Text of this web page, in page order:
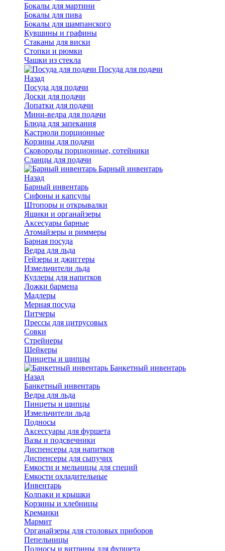
Бокалы для мартини
Бокалы для пива
Бокалы для шампанского
Кувшины и графины
Стаканы для виски
Стопки и рюмки
Чашки из стекла
Посуда для подачи
Назад
Посуда для подачи
Доски для подачи
Лопатки для подачи
Мини-ведра для подачи
Блюда для запекания
Кастрюли порционные
Корзины для подачи
Сковороды порционные, сотейники
Сланцы для подачи
Барный инвентарь
Назад
Барный инвентарь
Сифоны и капсулы
Штопоры и открывалки
Ящики и органайзеры
Аксесуары барные
Атомайзеры и риммеры
Барная посуда
Ведра для льда
Гейзеры и джиггеры
Измельчители льда
Куллеры для напитков
Ложки бармена
Мадлеры
Мерная посуда
Питчеры
Прессы для цитрусовых
Совки
Стрейнеры
Шейкеры
Пинцеты и щипцы
Банкетный инвентарь
Назад
Банкетный инвентарь
Ведра для льда
Пинцеты и щипцы
Измельчители льда
Подносы
Аксессуары для фуршета
Вазы и подсвечники
Диспенсеры для напитков
Диспенсеры для сыпучих
Емкости и мельницы для специй
Емкости охладительные
Инвентарь
Колпаки и крышки
Корзины и хлебницы
Креманки
Мармит
Органайзеры для столовых приборов
Пепельницы
Подносы и витрины для фуршета